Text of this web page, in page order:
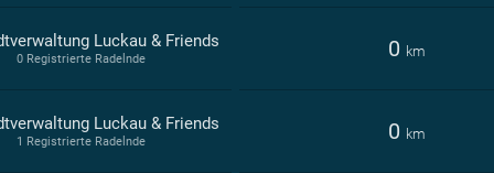
Luckau & Friends 0 km
0 Registrierte Radelnde
Luckau & Friends 0 km
1 Registrierte Radelnde